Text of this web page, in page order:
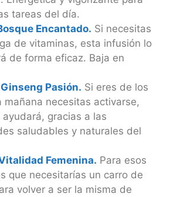
tareas del día.
Encantado. Si necesitas
de vitaminas, esta infusión lo
de forma eficaz. Baja en
Pasión. Si eres de los
mañana necesitas activarse,
gracias a las
saludables y naturales del
Femenina. Para esos
que necesitarías un carro de
volver a ser la misma de